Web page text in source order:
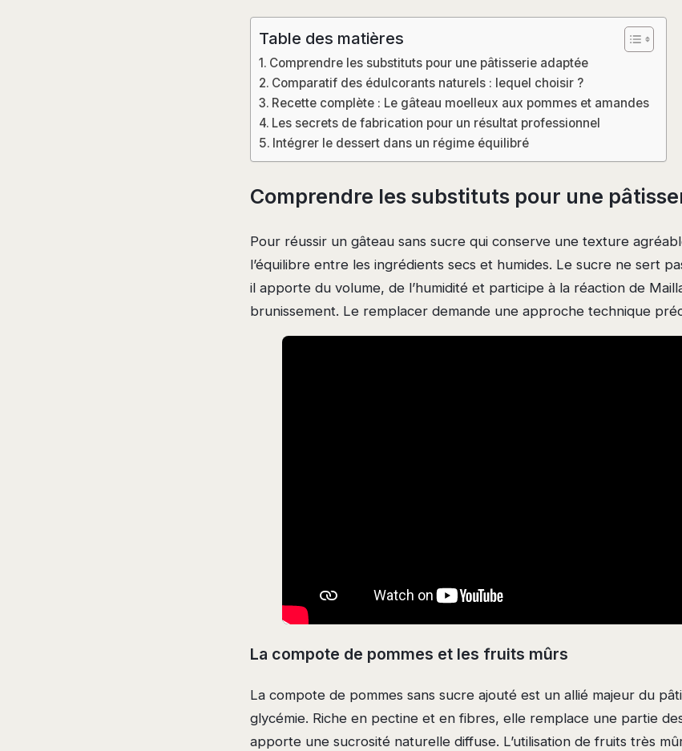
Table des matières
Comprendre les substituts pour une pâtisserie adaptée
Comparatif des édulcorants naturels : lequel choisir ?
Recette complète : Le gâteau moelleux aux pommes et amandes
Les secrets de fabrication pour un résultat professionnel
Intégrer le dessert dans un régime équilibré
Comprendre les substituts pour une
Pour réussir un gâteau sans sucre qui conserve une texture
l’équilibre entre les ingrédients secs et humides. Le sucre ne sert
il apporte du volume, de l’humidité et participe à la réaction de
brunissement. Le remplacer demande une approche technique
La compote de pommes et les fruits mûrs
La compote de pommes sans sucre ajouté est un allié majeur du
glycémie. Riche en pectine et en fibres, elle remplace une partie
apporte une sucrosité naturelle diffuse. L’utilisation de fruits très